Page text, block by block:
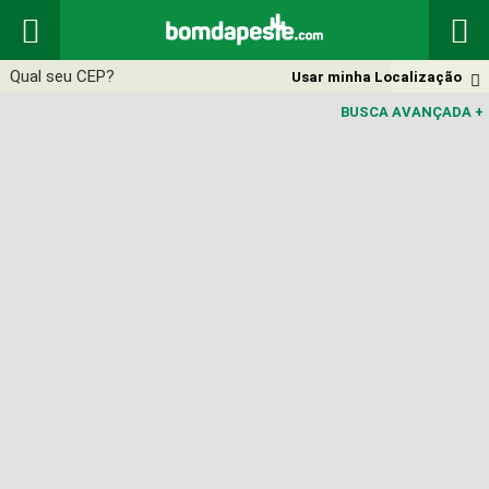
 

Usar minha Localização
BUSCA AVANÇADA +